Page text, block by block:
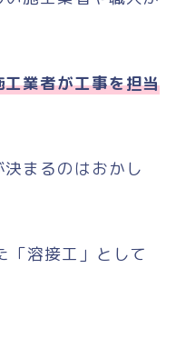
業者が工事を担当
まるのはおかし
「溶接工」として